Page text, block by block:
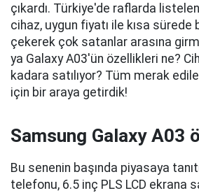
çıkardı. Türkiye'de raflarda
cihaz, uygun fiyatı ile kısa sürede
çekerek çok satanlar arasına
ya Galaxy A03'ün özellikleri ne?
kadara satılıyor? Tüm merak
için bir araya getirdik!
Samsung Galaxy A03
Bu senenin başında piyasaya
telefonu, 6.5 inç PLS LCD ekrana